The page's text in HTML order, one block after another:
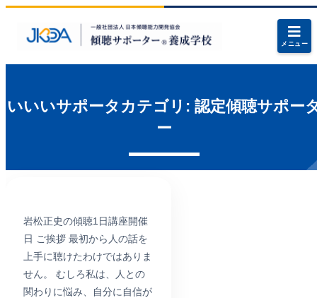
メニュー
いいいサポータカテゴリ: 認定傾聴サポー
ー
岩松正史の傾聴1日講座開催
日 ご挨拶 最初から人の話を
上手に聴けたわけではありま
せん。 むしろ私は、人との
関わりに悩み、自分に自信が